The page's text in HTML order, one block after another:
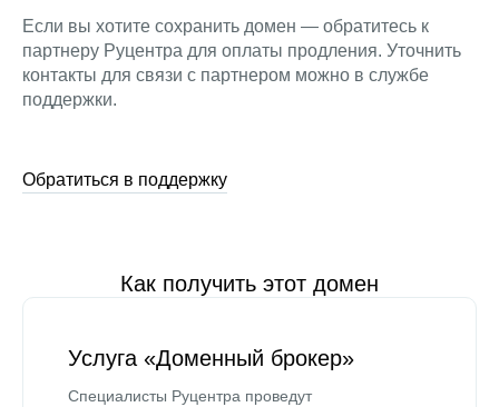
Если вы хотите сохранить домен — обратитесь к
партнеру Руцентра для оплаты продления. Уточнить
контакты для связи с партнером можно в службе
поддержки.
Обратиться в поддержку
Как получить этот домен
Услуга «Доменный брокер»
Специалисты Руцентра проведут